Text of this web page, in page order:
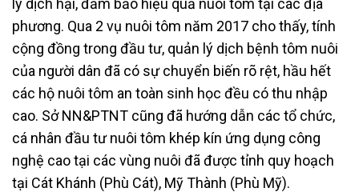
phương. Qua 2 vụ nuôi tôm năm 2017 cho thấy, tính
cộng đồng trong đầu tư, quản lý dịch bệnh tôm nuôi
của người dân đã có sự chuyển biến rõ rệt, hầu hết
các hộ nuôi tôm an toàn sinh học đều có thu nhập
cao. Sở NN&PTNT cũng đã hướng dẫn các tổ chức,
cá nhân đầu tư nuôi tôm khép kín ứng dụng công
nghệ cao tại các vùng nuôi đã được tỉnh quy hoạch
tại Cát Khánh (Phù Cát), Mỹ Thành (Phù Mỹ).